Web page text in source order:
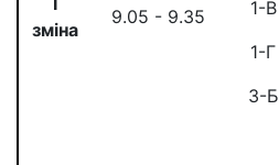
зміна
9.05 - 9.35
1-В
1-Г
3-Б